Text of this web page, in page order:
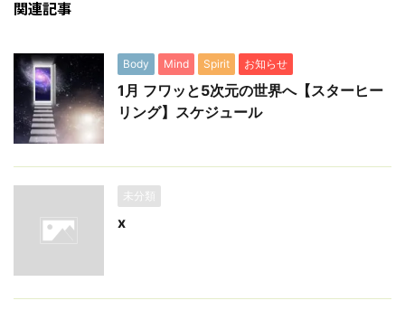
関連記事
Body Mind Spirit お知らせ
1月 フワッと5次元の世界へ【スターヒー
リング】スケジュール
未分類
x